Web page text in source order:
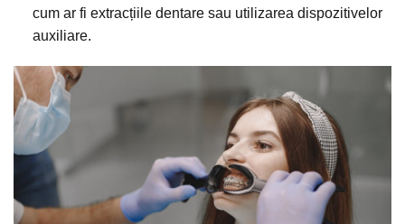
cum ar fi extracțiile dentare sau utilizarea dispozitivelor
auxiliare.